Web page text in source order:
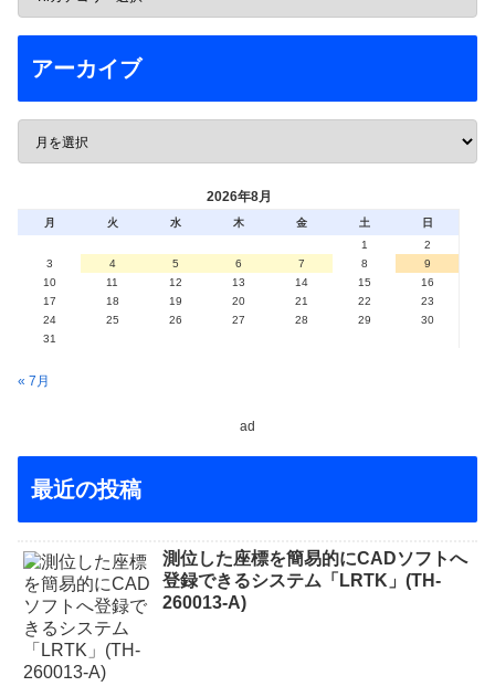
アーカイブ
2026年8月
月 火 水 木 金 土
日
1
2
3
4 5 6 7 8
9
10
11 12 13 14 15
16
17
18 19 20 21 22
23
24
25 26 27 28 29
30
31
« 7月
ad
最近の投稿
測位した座標を簡易的にCADソフトへ
登録できるシステム「LRTK」(TH-
260013-A)